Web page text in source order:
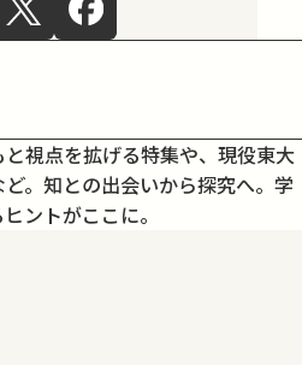
視点を拡げる特集や、現役東大
。 知との出会いから探究へ。学
ントがここに。